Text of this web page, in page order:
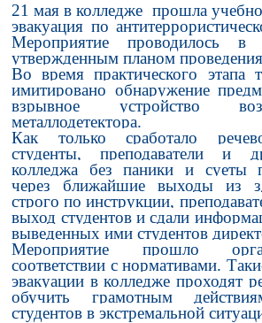
21 мая в колледже ​ прошла​
эвакуация по
Мероприятие проводилось в
утвержденным планом
Во время практического этапа
имитировано обнаружение
взрывное устройство
металлодетектора.
Как только сработало
студенты, преподаватели и
колледжа без паники и суеты
через ближайшие выходы из
строго по инструкции,
выход студентов и сдали
выведенных ими студентов
Мероприятие прошло
соответствии с нормативами.
эвакуации в колледже проходят
обучить грамотным
студентов в экстремальной